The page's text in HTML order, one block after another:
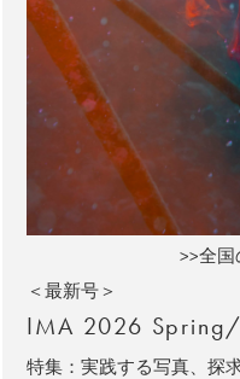
>>全
＜最新号＞
IMA 2026
特集：実践する写真、探